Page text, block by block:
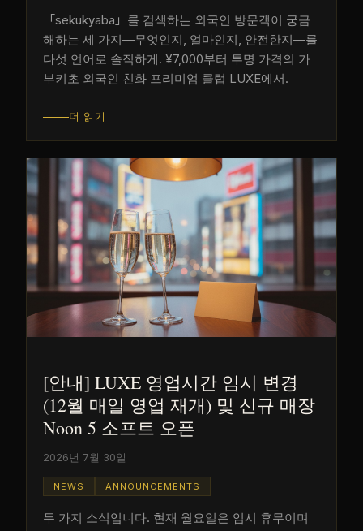
「sekukyaba」를 검색하는 외국인 방문객이 궁금
해하는 세 가지—무엇인지, 얼마인지, 안전한지—를
다섯 언어로 솔직하게. ¥7,000부터 투명 가격의 가
부키초 외국인 친화 프리미엄 클럽 LUXE에서.
더 읽기
[안내] LUXE 영업시간 임시 변경
(12월 매일 영업 재개) 및 신규 매장
Noon 5 소프트 오픈
2026년 7월 30일
NEWS ANNOUNCEMENTS
두 가지 소식입니다. 현재 월요일은 임시 휴무이며